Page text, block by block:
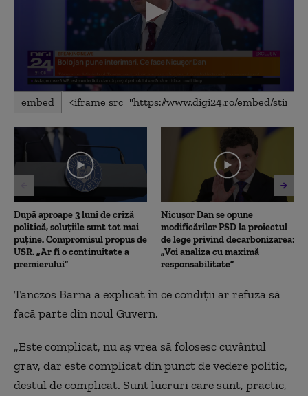
0
seconds
32
minutes,
seconds
embed
După aproape 3 luni de criză
politică, soluțiile sunt tot mai
puține. Compromisul propus de
USR. „Ar fi o continuitate a
premierului”
Nicușor Dan se opune
modificărilor PSD la proiectul
de lege privind decarbonizarea:
„Voi analiza cu maximă
responsabilitate”
Tanczos Barna a explicat în ce condiții ar refuza să
facă parte din noul Guvern.
„Este complicat, nu aş vrea să folosesc cuvântul
grav, dar este complicat din punct de vedere politic,
destul de complicat. Sunt lucruri care sunt, practic,